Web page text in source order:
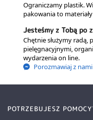
Ograniczamy plastik.
pakowania to
Jesteśmy z Tobą po
Chętnie służymy radą,
pielęgnacyjnymi,
wydarzenia on line.
Porozmawiaj z nami
POTRZEBUJESZ